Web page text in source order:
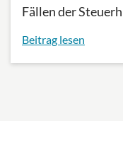
Fällen der
Beitrag lesen